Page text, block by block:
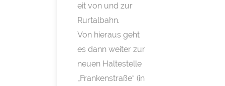
eit von und zur
Rurtalbahn.
Von hieraus geht
es dann weiter zur
neuen Haltestelle
„Frankenstraße“ (in